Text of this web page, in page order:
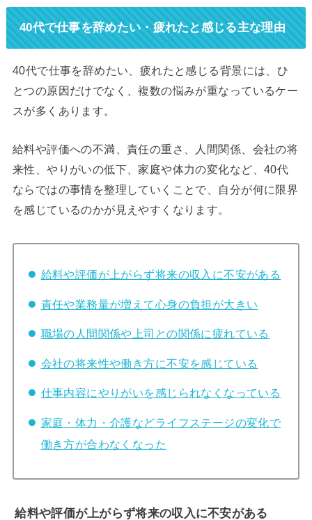
40代で仕事を辞めたい・疲れたと感じる主な理由
40代で仕事を辞めたい、疲れたと感じる背景には、ひ
とつの原因だけでなく、複数の悩みが重なっているケー
スが多くあります。
給料や評価への不満、責任の重さ、人間関係、会社の将
来性、やりがいの低下、家庭や体力の変化など、40代
ならではの事情を整理していくことで、自分が何に限界
を感じているのかが見えやすくなります。
給料や評価が上がらず将来の収入に不安がある
責任や業務量が増えて心身の負担が大きい
職場の人間関係や上司との関係に疲れている
会社の将来性や働き方に不安を感じている
仕事内容にやりがいを感じられなくなっている
家庭・体力・介護などライフステージの変化で
働き方が合わなくなった
給料や評価が上がらず将来の収入に不安がある